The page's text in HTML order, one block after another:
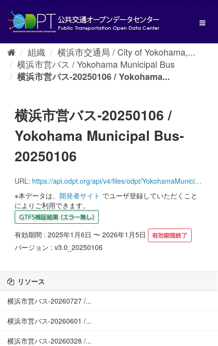
し
組織
横浜市交通局 / City of Yokohama,...
横浜市営バス / Yokohama Municipal Bus
横浜市営バス-20250106 / Yokohama...
横浜市営バス-20250106 /
Yokohama Municipal Bus-
20250106
URL: https://api.odpt.org/api/v4/files/odpt/YokohamaMunicipal/Bus.zip?date=20250106&acl:consumerKey=[アクセストークン/YOUR_ACCESS_TOKEN]
※本データは、 開発者サイト でユーザ登録していただくこと
によりご利用できます。
有効期間 : 2025年1月6日 〜 2026年1月5日
バージョン : v3.0_20250106
リソース
横浜市営バス-20260727 /...
横浜市営バス-20260601 /...
横浜市営バス-20260328 /...